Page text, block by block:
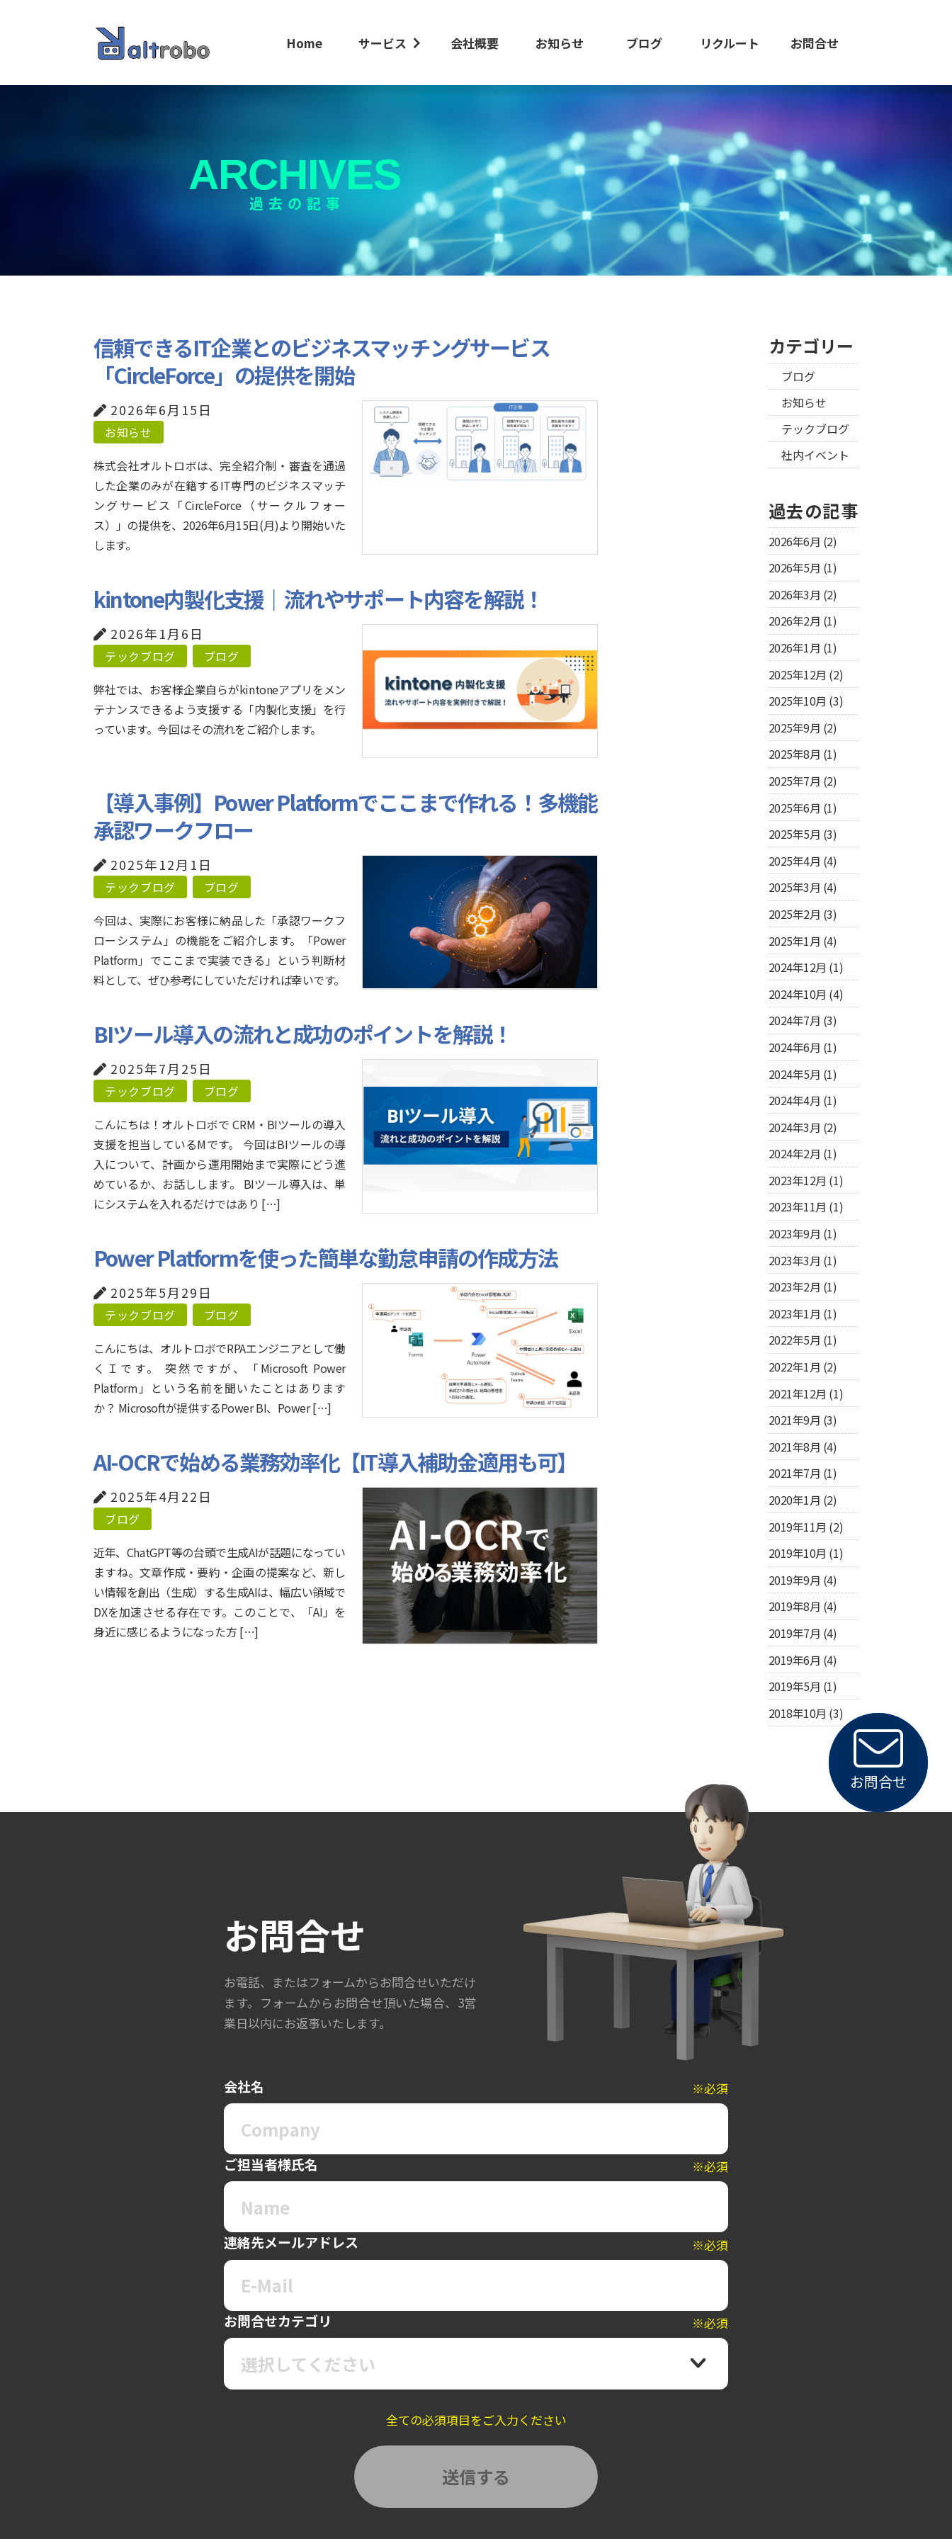
Home サービス 会社概要 お知らせ ブログ リクルート お問合せ
ARCHIVES
過去の記事
信頼できるIT企業とのビジネスマッチングサービス
「CircleForce」の提供を開始
2026年6月15日
お知らせ
株式会社オルトロボは、完全紹介制・審査を通過
した企業のみが在籍するIT専門のビジネスマッチ
ングサービス「CircleForce（サークルフォー
ス）」の提供を、2026年6月15日(月)より開始いた
します。
kintone内製化支援｜流れやサポート内容を解説！
2026年1月6日
テックブログ
ブログ
弊社では、お客様企業自らがkintoneアプリをメン
テナンスできるよう支援する「内製化支援」を行
っています。今回はその流れをご紹介します。
【導入事例】Power Platformでここまで作れる！多機能
承認ワークフロー
2025年12月1日
テックブログ
ブログ
今回は、実際にお客様に納品した「承認ワークフ
ローシステム」の機能をご紹介します。「Power
Platform」でここまで実装できる」という判断材
料として、ぜひ参考にしていただければ幸いです。
BIツール導入の流れと成功のポイントを解説！
2025年7月25日
テックブログ
ブログ
こんにちは！オルトロボで CRM・BIツールの導入
支援を担当しているMです。 今回はBIツールの導
入について、計画から運用開始まで実際にどう進
めているか、お話しします。 BIツール導入は、単
にシステムを入れるだけではあり […]
Power Platformを使った簡単な勤怠申請の作成方法
2025年5月29日
テックブログ
ブログ
こんにちは、オルトロボでRPAエンジニアとして働
くＩです。 突然ですが、「Microsoft Power
Platform」という名前を聞いたことはあります
か？ Microsoftが提供するPower BI、Power […]
AI-OCRで始める業務効率化【IT導入補助金適用も可】
2025年4月22日
ブログ
近年、ChatGPT等の台頭で生成AIが話題になってい
ますね。文章作成・要約・企画の提案など、新し
い情報を創出（生成）する生成AIは、幅広い領域で
DXを加速させる存在です。このことで、「AI」を
身近に感じるようになった方 […]
カテゴリー
ブログ
お知らせ
テックブログ
社内イベント
過去の記事
2026年6月 (2)
2026年5月 (1)
2026年3月 (2)
2026年2月 (1)
2026年1月 (1)
2025年12月 (2)
2025年10月 (3)
2025年9月 (2)
2025年8月 (1)
2025年7月 (2)
2025年6月 (1)
2025年5月 (3)
2025年4月 (4)
2025年3月 (4)
2025年2月 (3)
2025年1月 (4)
2024年12月 (1)
2024年10月 (4)
2024年7月 (3)
2024年6月 (1)
2024年5月 (1)
2024年4月 (1)
2024年3月 (2)
2024年2月 (1)
2023年12月 (1)
2023年11月 (1)
2023年9月 (1)
2023年3月 (1)
2023年2月 (1)
2023年1月 (1)
2022年5月 (1)
2022年1月 (2)
2021年12月 (1)
2021年9月 (3)
2021年8月 (4)
2021年7月 (1)
2020年1月 (2)
2019年11月 (2)
2019年10月 (1)
2019年9月 (4)
2019年8月 (4)
2019年7月 (4)
2019年6月 (4)
2019年5月 (1)
2018年10月 (3)
お問合せ
お問合せ
お電話、またはフォームからお問合せいただけ
ます。フォームからお問合せ頂いた場合、3営
業日以内にお返事いたします。
会社名 ※必須
ご担当者様氏名 ※必須
連絡先メールアドレス ※必須
お問合せカテゴリ ※必須
選択してください
全ての必須項目をご入力ください